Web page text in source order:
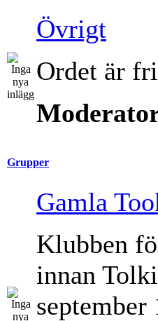
Övrigt
Ordet är
Grupper
Gamla
Klubben
innan